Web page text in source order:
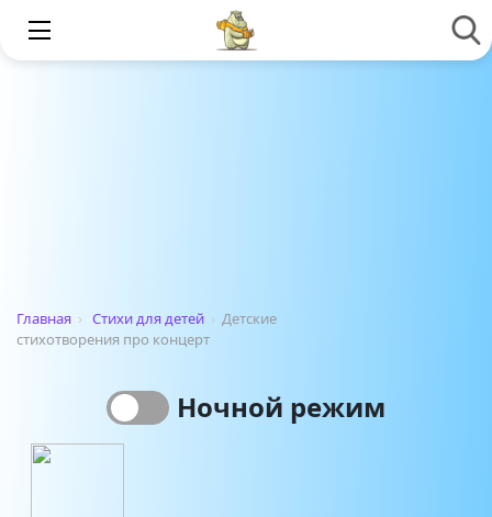
Главная › Стихи для детей › Детские
стихотворения про концерт
Ночной режим